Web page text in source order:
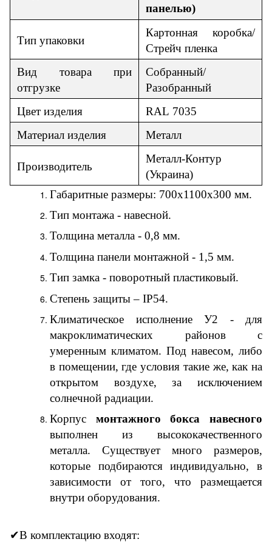
панелью)
Тип упаковки
Картонная коробка/
Стрейч пленка
Вид товара при
отгрузке
Собранный/
Разобранный
Цвет изделия
RAL 7035
Материал изделия Металл
Производитель
Металл-Контур
(Украина)
Габаритные размеры: 700х1100х300 мм.
Тип монтажа - навесной.
Толщина металла - 0,8 мм.
Толщина панели монтажной - 1,5 мм.
Тип замка - поворотный пластиковый.
Степень защиты – IP54.
Климатическое исполнение У2 - для
макроклиматических районов с
умеренным климатом. Под навесом, либо
в помещении, где условия такие же, как на
открытом воздухе, за исключением
солнечной радиации.
Корпус монтажного бокса навесного
выполнен из высококачественного
металла. Существует много размеров,
которые подбираются индивидуально, в
зависимости от того, что размещается
внутри оборудования.
✔В комплектацию входят: